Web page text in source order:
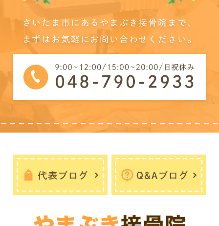
さいたま市にあるやまぶき接骨院まで、
まずはお気軽にお問い合わせください。